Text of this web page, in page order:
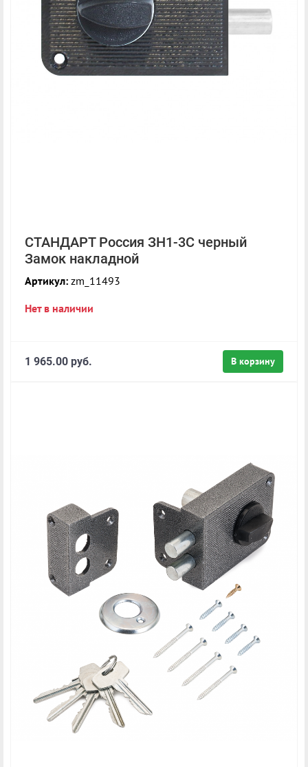
СТАНДАРТ Россия ЗН1-3С черный
Замок накладной
Артикул: zm_11493
Нет в наличии
В корзину
1 965.00 руб.